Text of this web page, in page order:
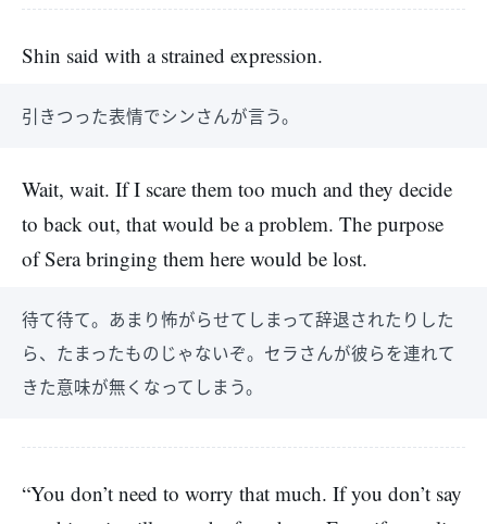
Shin said with a strained expression.
引きつった表情でシンさんが言う。
Wait, wait. If I scare them too much and they decide
to back out, that would be a problem. The purpose
of Sera bringing them here would be lost.
待て待て。あまり怖がらせてしまって辞退されたりした
ら、たまったものじゃないぞ。セラさんが彼らを連れて
きた意味が無くなってしまう。
“You don’t need to worry that much. If you don’t say